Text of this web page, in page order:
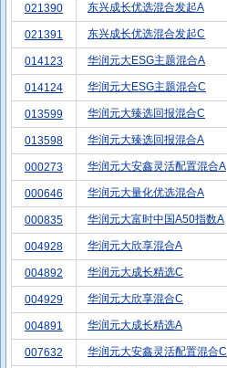
021390 东兴成长优选混合发起A
021391 东兴成长优选混合发起C
014123 华润元大ESG主题混合A
014124 华润元大ESG主题混合C
013599 华润元大臻选回报混合C
013598 华润元大臻选回报混合A
000273 华润元大安鑫灵活配置混合A
000646 华润元大量化优选混合A
000835 华润元大富时中国A50指数A
004928 华润元大欣享混合A
004892 华润元大成长精选C
004929 华润元大欣享混合C
004891 华润元大成长精选A
007632 华润元大安鑫灵活配置混合C